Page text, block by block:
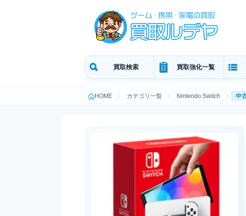
買取検索 買取強化一覧
HOME カテゴリ一覧 Nintendo Switch